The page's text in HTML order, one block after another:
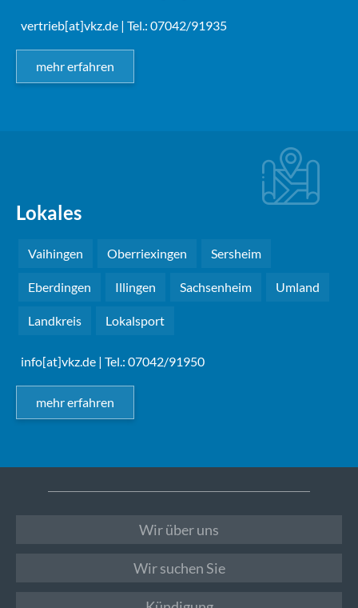
vertrieb[at]vkz.de | Tel.: 07042/91935
mehr erfahren
Lokales
Vaihingen Oberriexingen Sersheim
Eberdingen Illingen Sachsenheim Umland
Landkreis Lokalsport
info[at]vkz.de | Tel.: 07042/91950
mehr erfahren
Wir über uns
Wir suchen Sie